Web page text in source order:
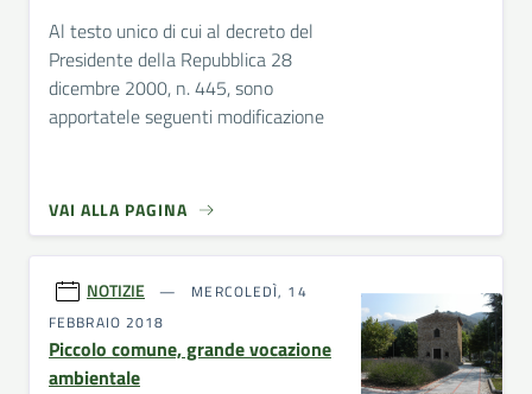
Al testo unico di cui al decreto del
Presidente della Repubblica 28
dicembre 2000, n. 445, sono
apportatele seguenti modificazione
VAI ALLA PAGINA
NOTIZIE
MERCOLEDÌ, 14
FEBBRAIO 2018
Piccolo comune, grande vocazione
ambientale